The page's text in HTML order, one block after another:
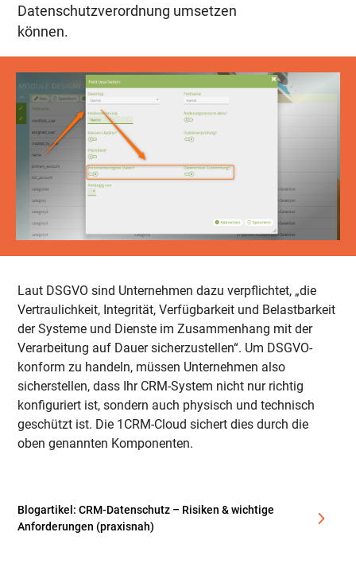
Datenschutzverordnung umsetzen
können.
Laut DSGVO sind Unternehmen dazu verpflichtet, „die
Vertraulichkeit, Integrität, Verfügbarkeit und Belastbarkeit
der Systeme und Dienste im Zusammenhang mit der
Verarbeitung auf Dauer sicherzustellen“. Um DSGVO-
konform zu handeln, müssen Unternehmen also
sicherstellen, dass Ihr CRM-System nicht nur richtig
konfiguriert ist, sondern auch physisch und technisch
geschützt ist. Die 1CRM-Cloud sichert dies durch die
oben genannten Komponenten.
Blogartikel: CRM-Datenschutz – Risiken & wichtige
Anforderungen (praxisnah)